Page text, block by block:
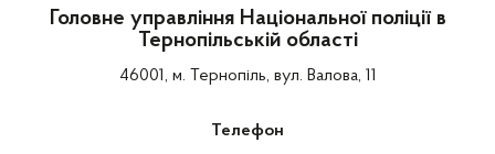
Головне управління Національної поліції в
Тернопільській області
46001, м. Тернопіль, вул. Валова, 11
Телефон